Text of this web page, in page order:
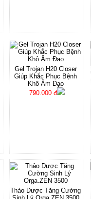
Gel Trojan H20 Closer
Giúp Khắc Phục Bệnh
Khô Âm Đạo
790.000 đ
Thảo Dược Tăng Cường